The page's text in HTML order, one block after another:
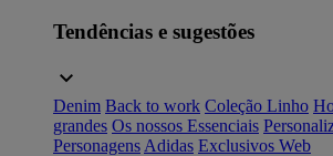
Tendências e sugestões
Denim Back to work Coleção Linho
grandes Os nossos Essenciais
Personagens Adidas Exclusivos Web